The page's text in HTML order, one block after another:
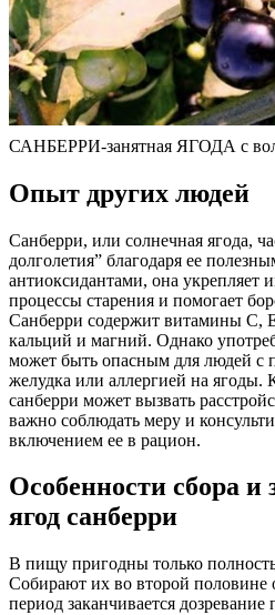
САНБЕРРИ-занятная ЯГОДА с
Опыт других людей
Санберри, или солнечная ягода,
долголетия” благодаря ее
антиоксидантами, она укрепляет
процессы старения и помогает
Санберри содержит витамины С,
кальций и магний. Однако
может быть опасным для людей с
желудка или аллергией на ягоды.
санберри может вызвать
важно соблюдать меру и
включением ее в рацион.
Особенности сбора и
ягод санберри
В пищу пригодны только
Собирают их во второй половине
период заканчивается дозревание